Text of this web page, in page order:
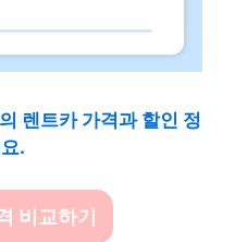
렌트카 가격과 할인 정
.
비교하기